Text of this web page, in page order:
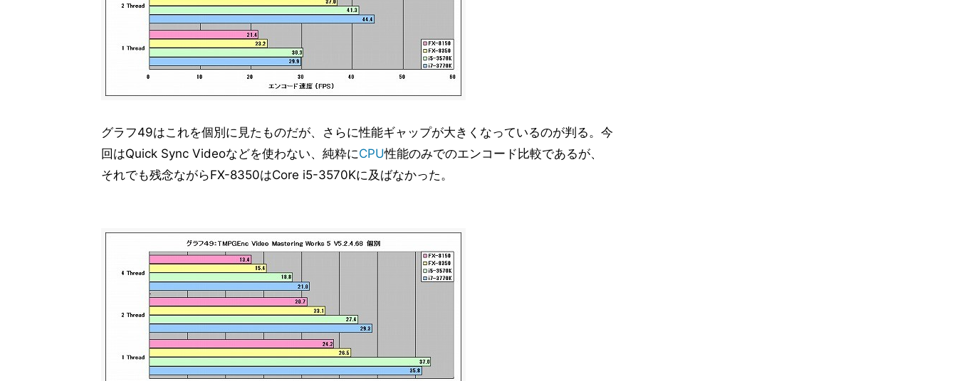
グラフ49はこれを個別に見たものだが、さらに性能ギャップが大きくなっているのが判る。今
回はQuick Sync Videoなどを使わない、純粋にCPU性能のみでのエンコード比較であるが、
それでも残念ながらFX-8350はCore i5-3570Kに及ばなかった。